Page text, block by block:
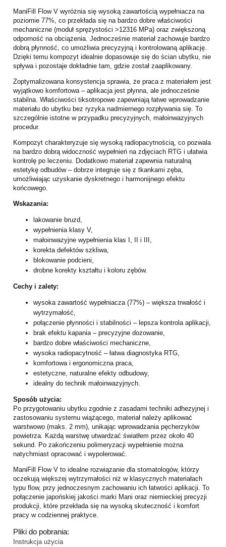
ManiFill Flow V wyróżnia się wysoką zawartością wypełniacza na
poziomie 77%, co przekłada się na bardzo dobre właściwości
mechaniczne (moduł sprężystości >12316 MPa) oraz zwiększoną
odporność na obciążenia. Jednocześnie materiał zachowuje bardzo
dobrą płynność, co umożliwia precyzyjną i kontrolowaną aplikację.
Dzięki temu kompozyt idealnie dopasowuje się do ścian ubytku, nie
spływa i pozostaje dokładnie tam, gdzie został zaaplikowany.
Zoptymalizowana konsystencja sprawia, że praca z materiałem jest
wyjątkowo komfortowa – aplikacja jest płynna, ale jednocześnie
stabilna. Właściwości tiksotropowe zapewniają łatwe wprowadzanie
materiału do ubytku bez ryzyka nadmiernego rozpływania się. To
szczególnie istotne w przypadku precyzyjnych, małoinwazyjnych
procedur.
Kompozyt charakteryzuje się wysoką radiopacytnością, co pozwala
na bardzo dobrą widoczność wypełnień na zdjęciach RTG i ułatwia
kontrolę po leczeniu. Dodatkowo materiał zapewnia naturalną
estetykę odbudów – dobrze integruje się z tkankami zęba,
umożliwiając uzyskanie dyskretnego i harmonijnego efektu
końcowego.
Wskazania:
lakowanie bruzd,
wypełnienia klasy V,
małoinwazyjne wypełnienia klas I, II i III,
korekta defektów szkliwa,
blokowanie podcieni,
drobne korekty kształtu i koloru zębów.
Cechy i zalety:
wysoka zawartość wypełniacza (77%) – większa trwałość i
wytrzymałość,
połączenie płynności i stabilności – lepsza kontrola aplikacji,
brak efektu kapania – precyzyjne dozowanie,
bardzo dobre właściwości mechaniczne,
wysoka radiopacytność – łatwa diagnostyka RTG,
komfortowa i ergonomiczna praca,
estetyczne, naturalne efekty odbudowy,
idealny do technik małoinwazyjnych.
Sposób użycia:
Po przygotowaniu ubytku zgodnie z zasadami techniki adhezyjnej i
zastosowaniu systemu wiążącego, materiał należy aplikować
warstwowo (maks. 2 mm), unikając wprowadzania pęcherzyków
powietrza. Każdą warstwę utwardzać światłem przez około 40
sekund. Po zakończeniu polimeryzacji wypełnienie można
natychmiast opracować i wypolerować.
ManiFill Flow V to idealne rozwiązanie dla stomatologów, którzy
oczekują większej wytrzymałości niż w klasycznych materiałach
typu flow, przy jednoczesnym zachowaniu ich łatwości aplikacji. To
połączenie japońskiej jakości marki Mani oraz niemieckiej precyzji
produkcji, które przekłada się na wysoką skuteczność i komfort
pracy w codziennej praktyce.
Pliki do pobrania:
Instrukcja użycia